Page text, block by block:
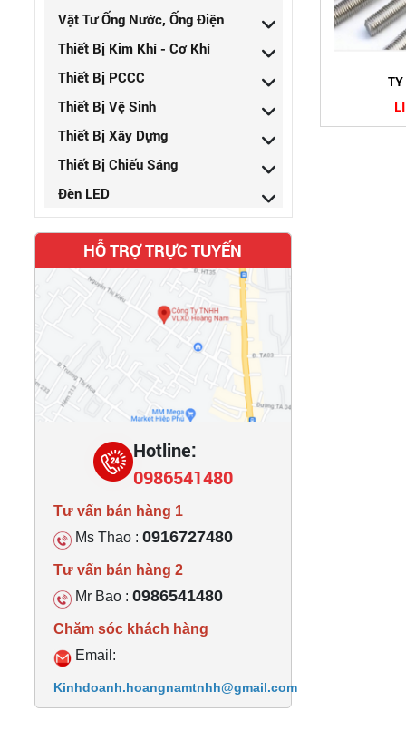
Vật Tư Ống Nước, Ống Điện
Thiết Bị Kim Khí - Cơ Khí
Thiết Bị PCCC
Thiết Bị Vệ Sinh
Thiết Bị Xây Dựng
Thiết Bị Chiếu Sáng
Đèn LED
HỖ TRỢ TRỰC TUYẾN
Hotline:
0986541480
Tư vấn bán hàng 1
Ms Thao : 0916727480
Tư vấn bán hàng 2
Mr Bao : 0986541480
Chăm sóc khách hàng
Email:
Kinhdoanh.hoangnamtnhh@gmail.com
TY